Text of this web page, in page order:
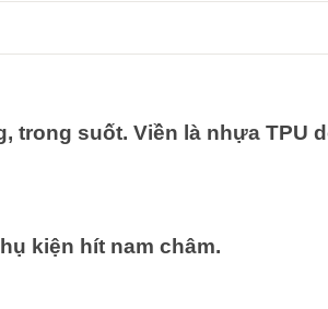
trong suốt. Viền là nhựa TPU
kiện hít nam châm.